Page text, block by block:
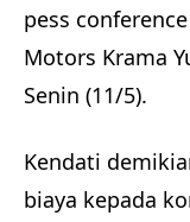
pess
Motors Krama
Senin (11/5).
Kendati
biaya kepada